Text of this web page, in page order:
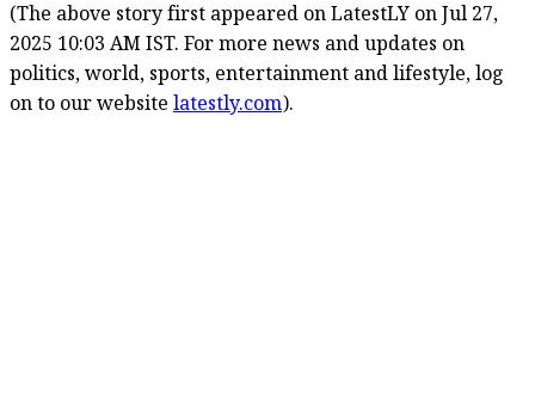
(The above story first appeared on LatestLY on Jul 27,
2025 10:03 AM IST. For more news and updates on
politics, world, sports, entertainment and lifestyle, log
on to our website latestly.com).